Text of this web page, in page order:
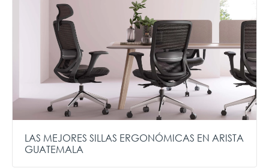
LAS MEJORES SILLAS ERGONÓMICAS EN ARISTA
GUATEMALA